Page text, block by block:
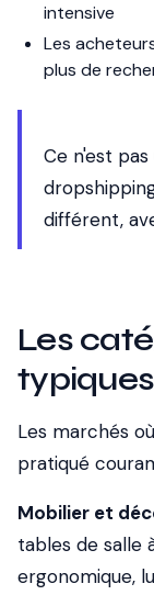
intensive
Les
plus de
Ce n'est
différent,
Les
Les marchés
pratiqué
Mobilier et
tables de salle
ergonomique,